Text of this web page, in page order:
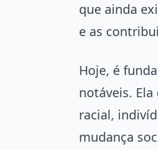
que ainda
e as
Hoje, é
notáveis.
racial,
mudança